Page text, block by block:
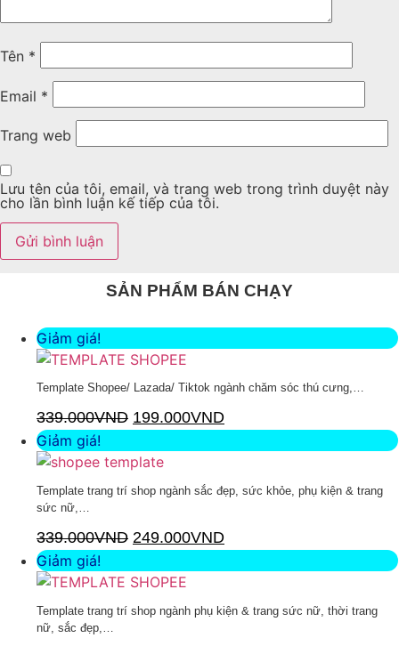
Tên *
Email *
Trang web
Lưu tên của tôi, email, và trang web trong trình duyệt này
cho lần bình luận kế tiếp của tôi.
SẢN PHẨM BÁN CHẠY
Giảm giá!
Template Shopee/ Lazada/ Tiktok ngành chăm sóc thú cưng,…
339.000VND 199.000VND
Giảm giá!
Template trang trí shop ngành sắc đẹp, sức khỏe, phụ kiện & trang
sức nữ,…
339.000VND 249.000VND
Giảm giá!
Template trang trí shop ngành phụ kiện & trang sức nữ, thời trang
nữ, sắc đẹp,…